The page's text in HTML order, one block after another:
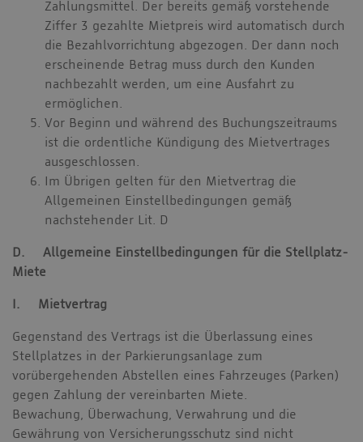
Zahlungsmittel. Der bereits gemäß vorstehende
Ziffer 3 gezahlte Mietpreis wird automatisch durch
die Bezahlvorrichtung abgezogen. Der dann noch
erscheinende Betrag muss durch den Kunden
nachbezahlt werden, um eine Ausfahrt zu
ermöglichen.
Vor Beginn und während des Buchungszeitraums
ist die ordentliche Kündigung des Mietvertrages
ausgeschlossen.
Im Übrigen gelten für den Mietvertrag die
Allgemeinen Einstellbedingungen gemäß
nachstehender Lit. D
D. Allgemeine Einstellbedingungen für die Stellplatz-
Miete
I. Mietvertrag
Gegenstand des Vertrags ist die Überlassung eines
Stellplatzes in der Parkierungsanlage zum
vorübergehenden Abstellen eines Fahrzeuges (Parken)
gegen Zahlung der vereinbarten Miete.
Bewachung, Überwachung, Verwahrung und die
Gewährung von Versicherungsschutz sind nicht